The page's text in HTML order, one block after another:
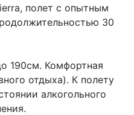
полет с опытным
30
190см. Комфортная
отдыха). К полету
алкогольного